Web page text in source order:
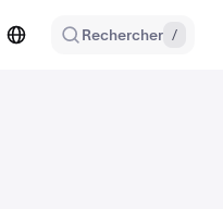
Rechercher /